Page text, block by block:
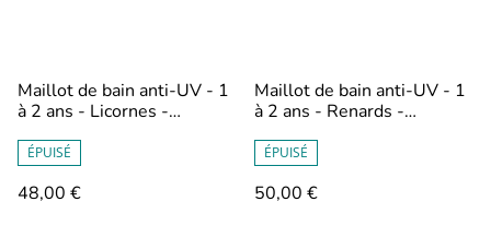
Maillot de bain anti-UV - 1
à 2 ans - Licornes -
à volants
ÉPUISÉ
48,00 €
Maillot de bain anti-UV - 1
à 2 ans - Renards -
à volants
ÉPUISÉ
50,00 €